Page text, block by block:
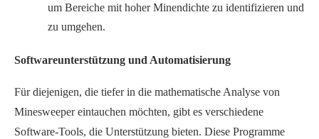
um Bereiche mit hoher Minendichte zu identifizieren und
zu umgehen.
Softwareunterstützung und Automatisierung
Für diejenigen, die tiefer in die mathematische Analyse von
Minesweeper eintauchen möchten, gibt es verschiedene
Software-Tools, die Unterstützung bieten. Diese Programme